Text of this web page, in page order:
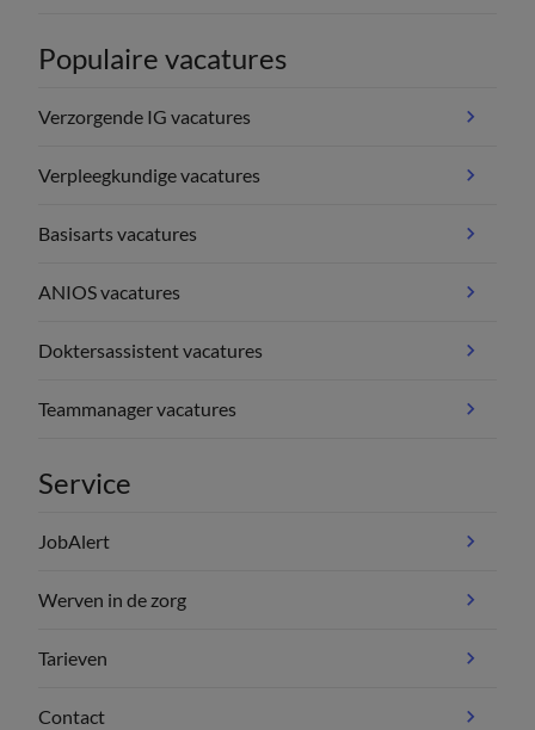
Populaire vacatures
Verzorgende IG vacatures
Verpleegkundige vacatures
Basisarts vacatures
ANIOS vacatures
Doktersassistent vacatures
Teammanager vacatures
Service
JobAlert
Werven in de zorg
Tarieven
Contact